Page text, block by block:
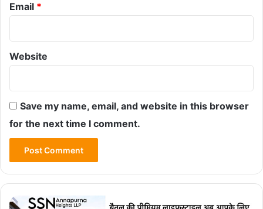
Email *
Website
Save my name, email, and website in this browser
for the next time I comment.